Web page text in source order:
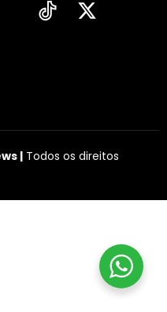
|Todos os direitos